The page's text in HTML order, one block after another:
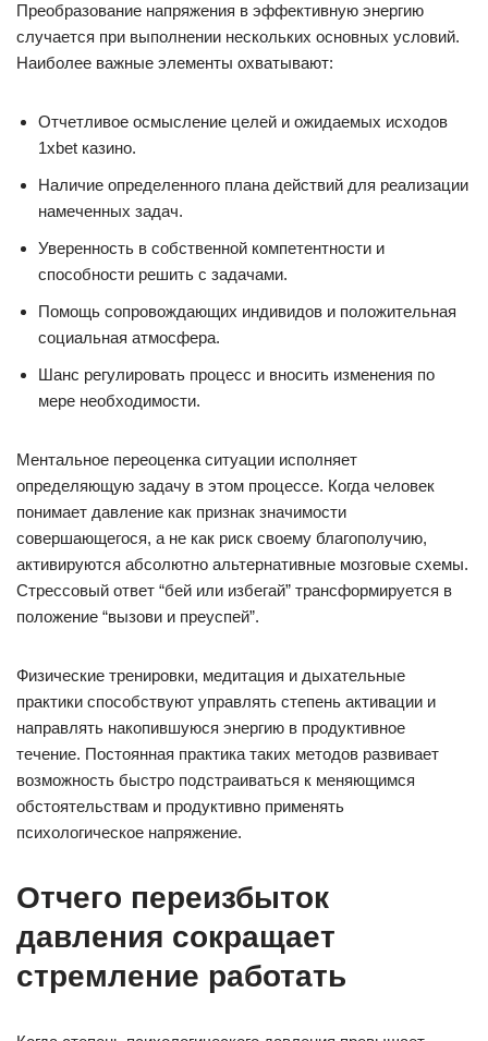
Преобразование напряжения в эффективную энергию
случается при выполнении нескольких основных условий.
Наиболее важные элементы охватывают:
Отчетливое осмысление целей и ожидаемых исходов
1xbet казино.
Наличие определенного плана действий для реализации
намеченных задач.
Уверенность в собственной компетентности и
способности решить с задачами.
Помощь сопровождающих индивидов и положительная
социальная атмосфера.
Шанс регулировать процесс и вносить изменения по
мере необходимости.
Ментальное переоценка ситуации исполняет
определяющую задачу в этом процессе. Когда человек
понимает давление как признак значимости
совершающегося, а не как риск своему благополучию,
активируются абсолютно альтернативные мозговые схемы.
Стрессовый ответ “бей или избегай” трансформируется в
положение “вызови и преуспей”.
Физические тренировки, медитация и дыхательные
практики способствуют управлять степень активации и
направлять накопившуюся энергию в продуктивное
течение. Постоянная практика таких методов развивает
возможность быстро подстраиваться к меняющимся
обстоятельствам и продуктивно применять
психологическое напряжение.
Отчего переизбыток
давления сокращает
стремление работать